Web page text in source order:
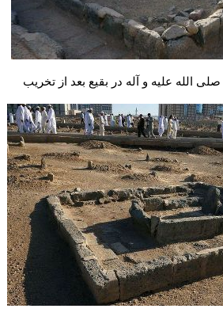
الله علیه و آله در بقیع بعد از تخریب